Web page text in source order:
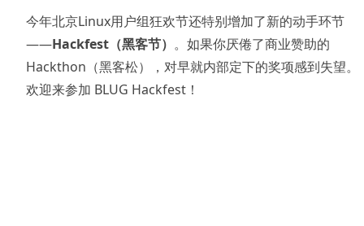
今年北京Linux用户组狂欢节还特别增加了新的动手环节
——Hackfest（黑客节） 。如果你厌倦了商业赞助的
Hackthon（黑客松），对早就内部定下的奖项感到失望。
欢迎来参加 BLUG Hackfest！